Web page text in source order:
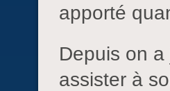
apporté
Depuis on
assister à